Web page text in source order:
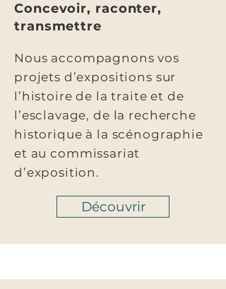
Concevoir, raconter,
transmettre
Nous accompagnons vos
projets d’expositions sur
l’histoire de la traite et de
l’esclavage, de la recherche
historique à la scénographie
et au commissariat
d’exposition.
Découvrir